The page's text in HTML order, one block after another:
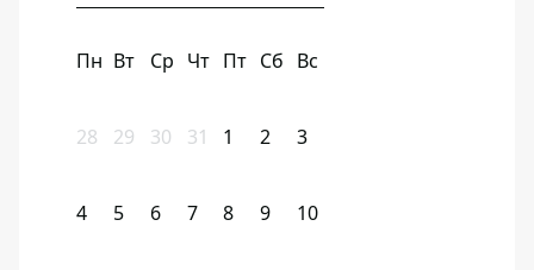
Пн Вт Ср Чт Пт Сб Вс
28 29 30 31 1 2 3
4 5 6 7 8 9 10